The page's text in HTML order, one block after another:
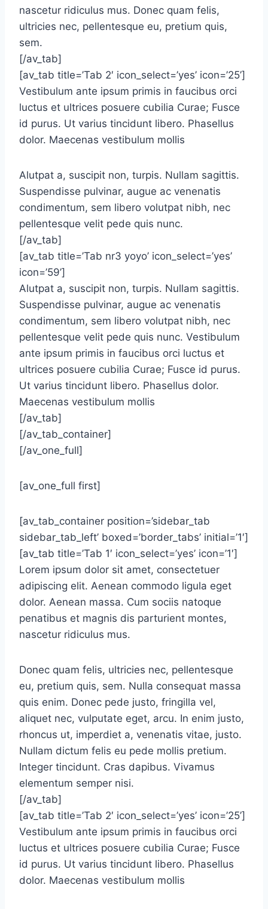
nascetur ridiculus mus. Donec quam felis,
ultricies nec, pellentesque eu, pretium quis,
sem.
[/av_tab]
[av_tab title=’Tab 2′ icon_select=’yes’ icon=’25’]
Vestibulum ante ipsum primis in faucibus orci
luctus et ultrices posuere cubilia Curae; Fusce
id purus. Ut varius tincidunt libero. Phasellus
dolor. Maecenas vestibulum mollis
Alutpat a, suscipit non, turpis. Nullam sagittis.
Suspendisse pulvinar, augue ac venenatis
condimentum, sem libero volutpat nibh, nec
pellentesque velit pede quis nunc.
[/av_tab]
[av_tab title=’Tab nr3 yoyo’ icon_select=’yes’
icon=’59’]
Alutpat a, suscipit non, turpis. Nullam sagittis.
Suspendisse pulvinar, augue ac venenatis
condimentum, sem libero volutpat nibh, nec
pellentesque velit pede quis nunc. Vestibulum
ante ipsum primis in faucibus orci luctus et
ultrices posuere cubilia Curae; Fusce id purus.
Ut varius tincidunt libero. Phasellus dolor.
Maecenas vestibulum mollis
[/av_tab]
[/av_tab_container]
[/av_one_full]
[av_one_full first]
[av_tab_container position=’sidebar_tab
sidebar_tab_left’ boxed=’border_tabs’ initial=’1′]
[av_tab title=’Tab 1′ icon_select=’yes’ icon=’1′]
Lorem ipsum dolor sit amet, consectetuer
adipiscing elit. Aenean commodo ligula eget
dolor. Aenean massa. Cum sociis natoque
penatibus et magnis dis parturient montes,
nascetur ridiculus mus.
Donec quam felis, ultricies nec, pellentesque
eu, pretium quis, sem. Nulla consequat massa
quis enim. Donec pede justo, fringilla vel,
aliquet nec, vulputate eget, arcu. In enim justo,
rhoncus ut, imperdiet a, venenatis vitae, justo.
Nullam dictum felis eu pede mollis pretium.
Integer tincidunt. Cras dapibus. Vivamus
elementum semper nisi.
[/av_tab]
[av_tab title=’Tab 2′ icon_select=’yes’ icon=’25’]
Vestibulum ante ipsum primis in faucibus orci
luctus et ultrices posuere cubilia Curae; Fusce
id purus. Ut varius tincidunt libero. Phasellus
dolor. Maecenas vestibulum mollis